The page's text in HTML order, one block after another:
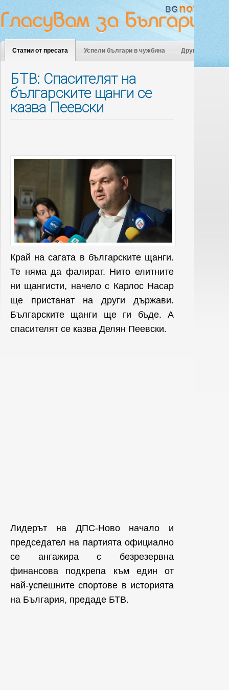
Статии от пресата Успели българи в чужбина Други
БТВ: Спасителят на
българските щанги се
казва Пеевски
Край на сагата в българските щанги.
Те няма да фалират. Нито елитните
ни щангисти, начело с Карлос Насар
ще пристанат на други държави.
Българските щанги ще ги бъде. А
спасителят се казва Делян Пеевски.
Лидерът на ДПС-Ново начало и
председател на партията официално
се ангажира с безрезервна
финансова подкрепа към един от
най-успешните спортове в историята
на България, предаде БТВ.